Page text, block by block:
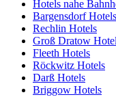
Hotels nahe
Bargensdorf Hotels
Rechlin Hotels
Groß Dratow
Fleeth Hotels
Röckwitz Hotels
Darß Hotels
Briggow Hotels